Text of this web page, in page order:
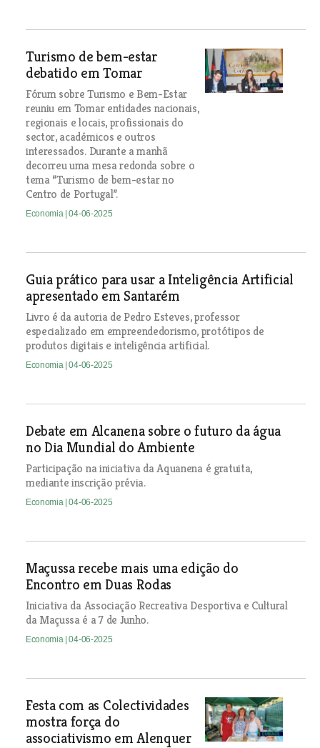
Turismo de bem-estar
debatido em Tomar
Fórum sobre Turismo e Bem-Estar
reuniu em Tomar entidades nacionais,
regionais e locais, profissionais do
sector, académicos e outros
interessados. Durante a manhã
decorreu uma mesa redonda sobre o
tema “Turismo de bem-estar no
Centro de Portugal”.
Economia | 04-06-2025
Guia prático para usar a Inteligência Artificial
apresentado em Santarém
Livro é da autoria de Pedro Esteves, professor
especializado em empreendedorismo, protótipos de
produtos digitais e inteligência artificial.
Economia | 04-06-2025
Debate em Alcanena sobre o futuro da água
no Dia Mundial do Ambiente
Participação na iniciativa da Aquanena é gratuita,
mediante inscrição prévia.
Economia | 04-06-2025
Maçussa recebe mais uma edição do
Encontro em Duas Rodas
Iniciativa da Associação Recreativa Desportiva e Cultural
da Maçussa é a 7 de Junho.
Economia | 04-06-2025
Festa com as Colectividades
mostra força do
associativismo em Alenquer